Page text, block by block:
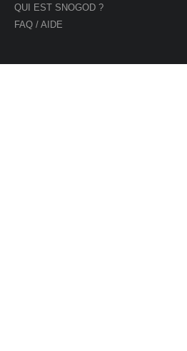
QUI EST SNOGOD ?
FAQ / AIDE